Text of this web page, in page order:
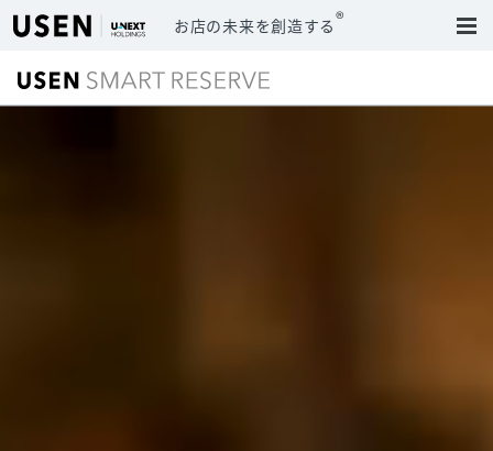
お店の未来を創造する®